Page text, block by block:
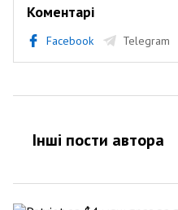
Коментарі
Facebook Telegram
Інші пости автора